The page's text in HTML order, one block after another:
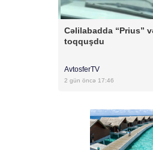
Cəlilabadda “Prius”
toqquşdu
AvtosferTV
2 gün öncə 17:46